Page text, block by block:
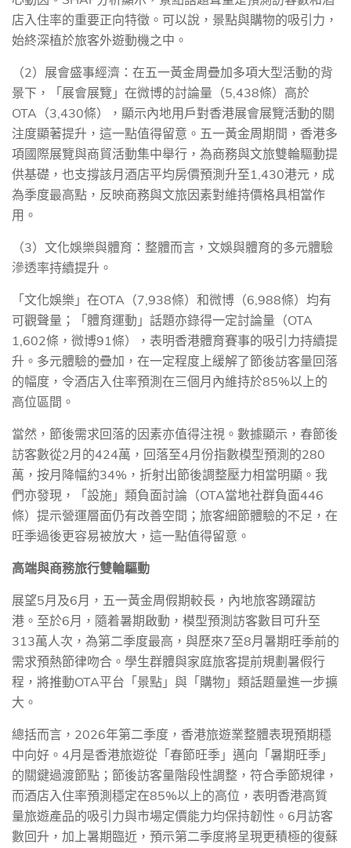
店入住率的重要正向特徵。可以說，景點與購物的吸引力，
始終深植於旅客外遊動機之中。
（2）展會盛事經濟：在五一黃金周疊加多項大型活動的背
景下，「展會展覽」在微博的討論量（5,438條）高於
OTA （3,430條），顯示內地用戶對香港展會展覽活動的關
注度顯著提升，這一點值得留意。五一黃金周期間，香港多
項國際展覽與商貿活動集中舉行，為商務與文旅雙輪驅動提
供基礎，也支撐該月酒店平均房價預測升至1,430港元，成
為季度最高點，反映商務與文旅因素對維持價格具相當作
用。
（3）文化娛樂與體育：整體而言，文娛與體育的多元體驗
滲透率持續提升。
「文化娛樂」在OTA （7,938條）和微博（6,988條）均有
可觀聲量；「體育運動」話題亦錄得一定討論量（OTA
1,602條，微博91條），表明香港體育賽事的吸引力持續提
升。多元體驗的疊加，在一定程度上緩解了節後訪客量回落
的幅度，令酒店入住率預測在三個月內維持於85%以上的
高位區間。
當然，節後需求回落的因素亦值得注視。數據顯示，春節後
訪客數從2月的424萬，回落至4月份指數模型預測的280
萬，按月降幅約34% ，折射出節後調整壓力相當明顯。我
們亦發現，「設施」類負面討論（OTA當地社群負面446
條）提示營運層面仍有改善空間；旅客細節體驗的不足，在
旺季過後更容易被放大，這一點值得留意。
高端與商務旅行雙輪驅動
展望5月及6月，五一黃金周假期較長，內地旅客踴躍訪
港。至於6月，隨着暑期啟動，模型預測訪客數目可升至
313萬人次，為第二季度最高，與歷來7至8月暑期旺季前的
需求預熱節律吻合。學生群體與家庭旅客提前規劃暑假行
程，將推動OTA平台「景點」與「購物」類話題量進一步擴
大。
總括而言， 2026年第二季度，香港旅遊業整體表現預期穩
中向好。 4月是香港旅遊從「春節旺季」邁向「暑期旺季」
的關鍵過渡節點；節後訪客量階段性調整，符合季節規律，
而酒店入住率預測穩定在85%以上的高位，表明香港高質
量旅遊產品的吸引力與市場定價能力均保持韌性。 6月訪客
數回升，加上暑期臨近，預示第二季度將呈現更積極的復蘇